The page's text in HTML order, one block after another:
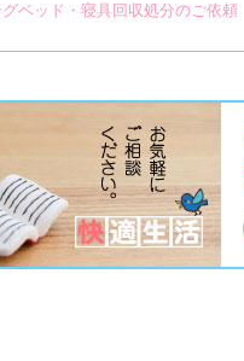
ベッド・寝具回収処分のご依頼